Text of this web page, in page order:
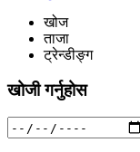
खोज
ताजा
ट्रेन्डीङ्ग
खोजी गर्नुहोस
Search
for: